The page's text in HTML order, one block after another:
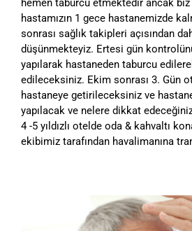
hemen taburcu etmektedir ancak
hastamızın 1 gece hastanemizde
sonrası sağlık takipleri açısından
düşünmekteyiz. Ertesi gün
yapılarak hastaneden taburcu
edileceksiniz. Ekim sonrası 3. Gün
hastaneye getirileceksiniz ve
yapılacak ve nelere dikkat
4 -5 yıldızlı otelde oda & kahvaltı
ekibimiz tarafından havalimanına